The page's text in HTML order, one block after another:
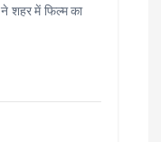
शहर में फिल्म का